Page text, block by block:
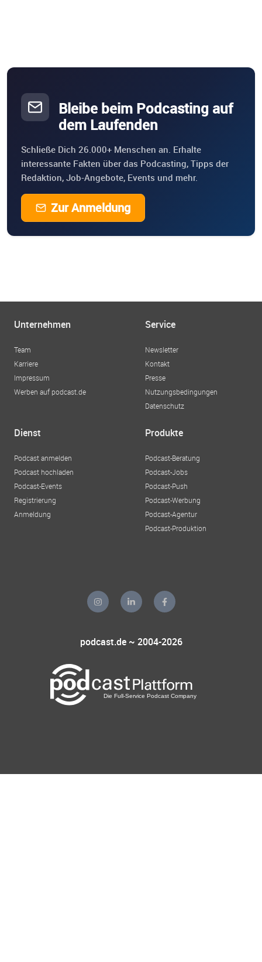
Bleibe beim Podcasting auf
dem Laufenden
Schließe Dich 26.000+ Menschen an. Erhalte
interessante Fakten über das Podcasting, Tipps der
Redaktion, Job-Angebote, Events und mehr.
Zur Anmeldung
Unternehmen
Team
Karriere
Impressum
Werben auf podcast.de
Service
Newsletter
Kontakt
Presse
Nutzungsbedingungen
Datenschutz
Dienst
Podcast anmelden
Podcast hochladen
Podcast-Events
Registrierung
Anmeldung
Produkte
Podcast-Beratung
Podcast-Jobs
Podcast-Push
Podcast-Werbung
Podcast-Agentur
Podcast-Produktion
podcast.de ~ 2004-2026